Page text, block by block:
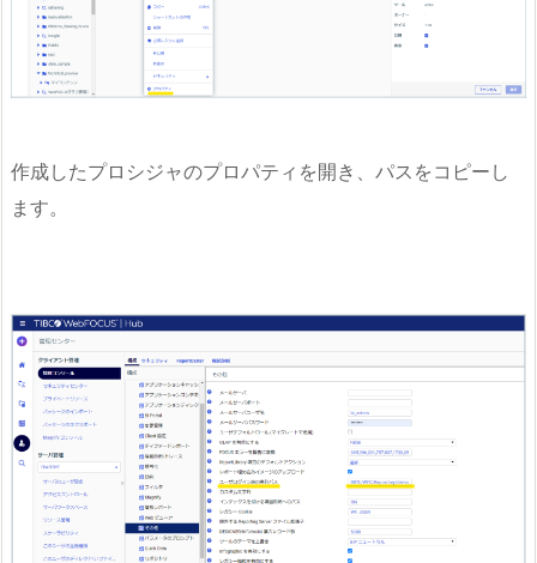
作成したプロシジャのプロパティを開き、パスをコピーし
ます。